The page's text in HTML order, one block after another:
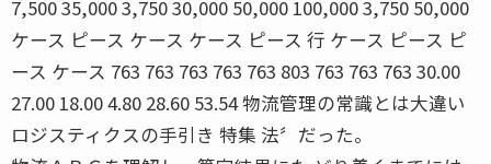
7,500 35,000 3,750 30,000 50,000 100,000 3,750 50,000
ケース ピース ケース ケース ピース 行 ケース ピース ピ
ース ケース 763 763 763 763 763 803 763 763 763 30.00
27.00 18.00 4.80 28.60 53.54 物流管理の常識とは大違い
ロジスティクスの手引き 特集 法〞だった。